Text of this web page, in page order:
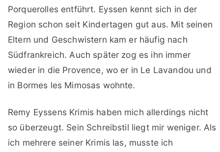
Porquerolles entführt. Eyssen kennt sich in der
Region schon seit Kindertagen gut aus. Mit seinen
Eltern und Geschwistern kam er häufig nach
Südfrankreich. Auch später zog es ihn immer
wieder in die Provence, wo er in Le Lavandou und
in Bormes les Mimosas wohnte.
Remy Eyssens Krimis haben mich allerdings nicht
so überzeugt. Sein Schreibstil liegt mir weniger. Als
ich mehrere seiner Krimis las, musste ich